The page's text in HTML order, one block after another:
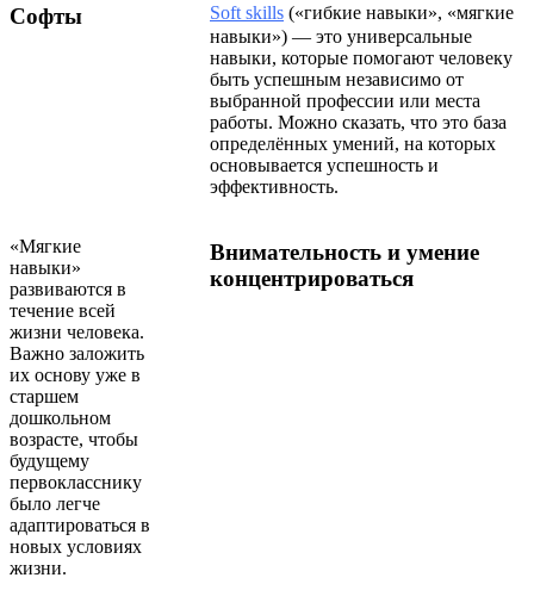
Софты Soft skills («гибкие навыки», «мягкие
навыки») — это универсальные
навыки, которые помогают человеку
быть успешным независимо от
выбранной профессии или места
работы. Можно сказать, что это база
определённых умений, на которых
основывается успешность и
эффективность.
«Мягкие
навыки»
развиваются в
течение всей
жизни человека.
Важно заложить
их основу уже в
старшем
дошкольном
возрасте, чтобы
будущему
первокласснику
было легче
адаптироваться в
новых условиях
жизни.
Внимательность и умение
концентрироваться